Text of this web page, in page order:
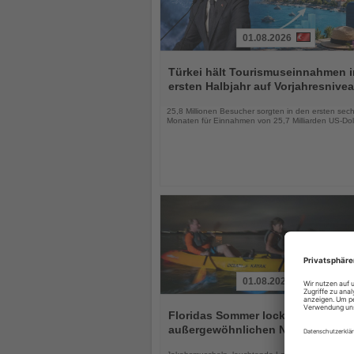
Sie
die
01.08.2026
Türkei hält Tourismuseinnahmen
ersten Halbjahr auf
25,8 Millionen Besucher sorgten in den ersten
Monaten für Einnahmen von 25,7 Milliarden US-
Sie
die
Nachrichten
01.08.2026
Floridas Sommer lockt mit drei
außergewöhnlichen